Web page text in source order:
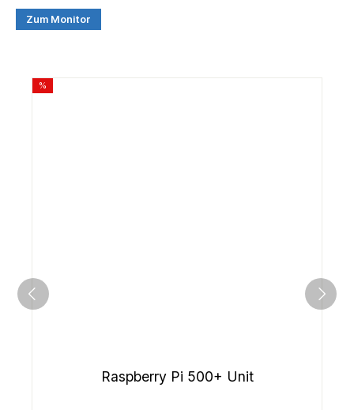
Zum Monitor
%
Raspberry Pi 500+ Unit